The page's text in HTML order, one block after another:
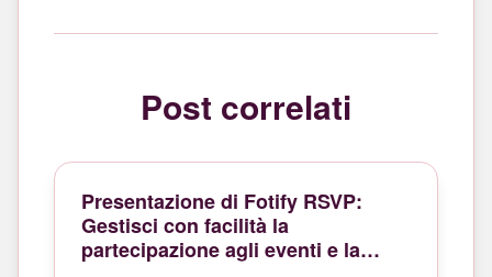
Post correlati
Presentazione di Fotify RSVP:
Gestisci con facilità la
partecipazione agli eventi e la